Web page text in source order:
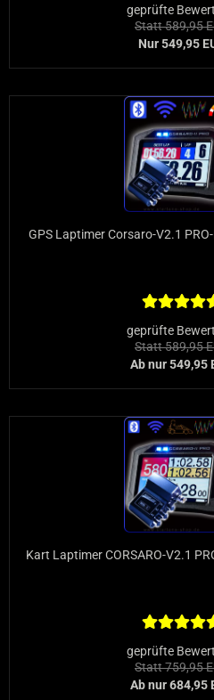
geprüfte
Statt 589,95
Nur 549,95
GPS Laptimer Corsaro-V2.1
geprüfte
Statt 589,95
Ab nur 549,95
Kart Laptimer CORSARO-V2.1
geprüfte
Statt 759,95
Ab nur 684,95